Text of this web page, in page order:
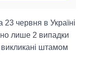
червня в Україні
лише 2 випадки
викликані штамом